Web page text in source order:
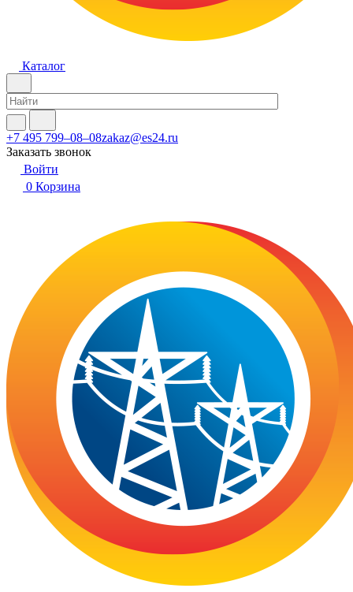
Каталог
+7 495 799–08–08zakaz@es24.ru
Заказать звонок
Войти
0 Корзина